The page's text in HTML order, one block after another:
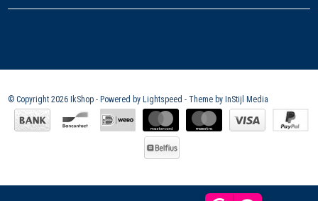
© Copyright 2026 IkShop - Powered by Lightspeed - Theme by InStijl Media